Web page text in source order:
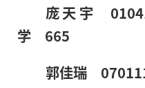
庞天宇
学 665
郭佳瑞